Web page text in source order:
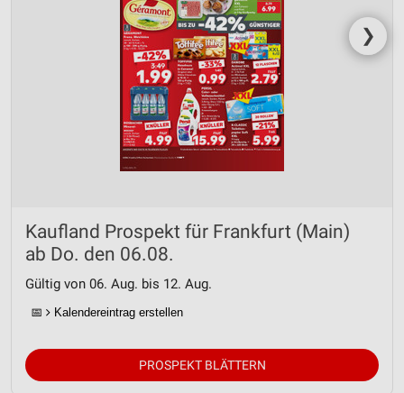
❯
Kaufland Prospekt für Frankfurt (Main)
ab Do. den 06.08.
Gültig von 06. Aug. bis 12. Aug.
📅 Kalendereintrag erstellen
PROSPEKT BLÄTTERN